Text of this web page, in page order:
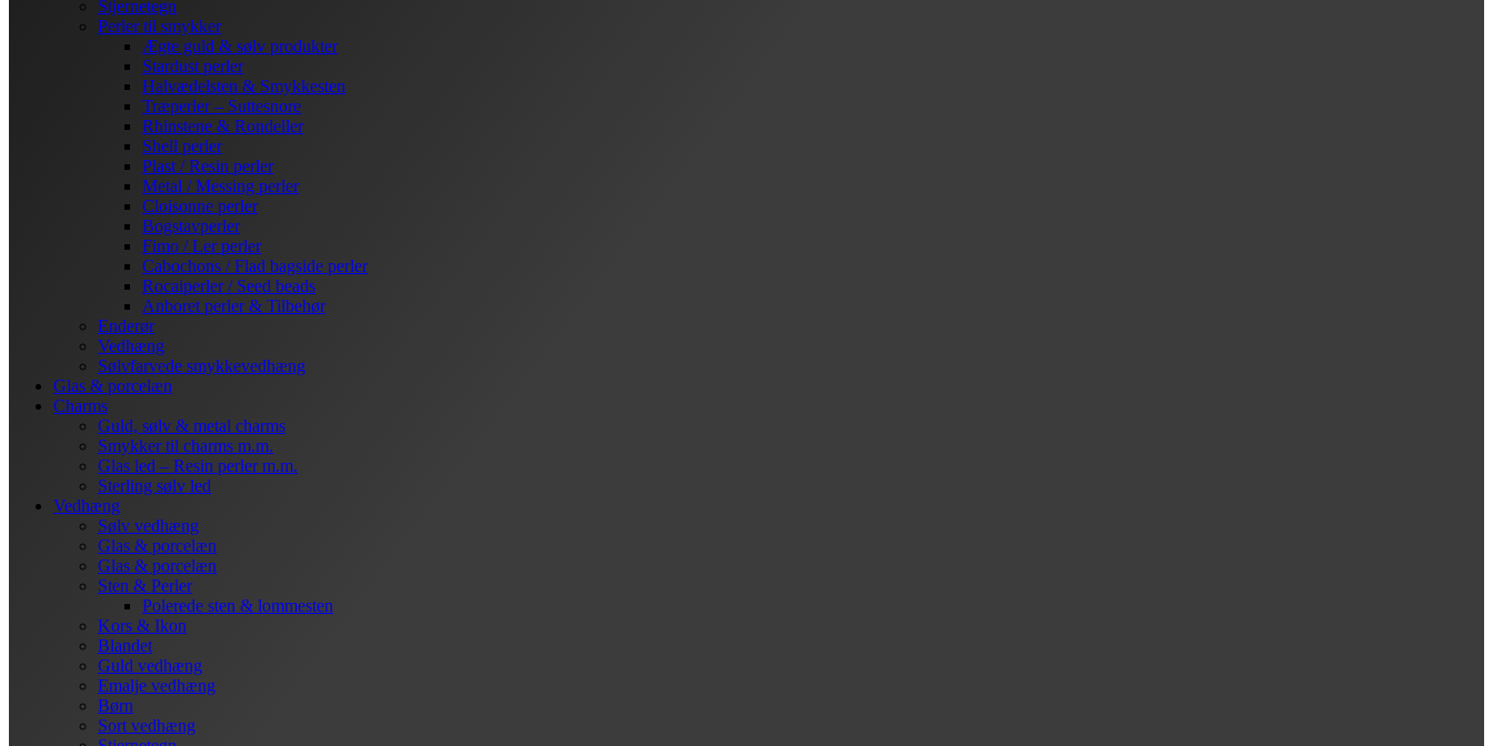
Stjernetegn
Perler til smykker
Ægte guld & sølv produkter
Stardust perler
Halvædelsten & Smykkesten
Træperler – Suttesnore
Rhinstene & Rondeller
Shell perler
Plast / Resin perler
Metal / Messing perler
Cloisonne perler
Bogstavperler
Fimo / Ler perler
Cabochons / Flad bagside perler
Rocaiperler / Seed beads
Anboret perler & Tilbehør
Enderør
Vedhæng
Sølvfarvede smykkevedhæng
Glas & porcelæn
Charms
Guld, sølv & metal charms
Smykker til charms m.m.
Glas led – Resin perler m.m.
Sterling sølv led
Vedhæng
Sølv vedhæng
Glas & porcelæn
Glas & porcelæn
Sten & Perler
Polerede sten & lommesten
Kors & Ikon
Blandet
Guld vedhæng
Emalje vedhæng
Børn
Sort vedhæng